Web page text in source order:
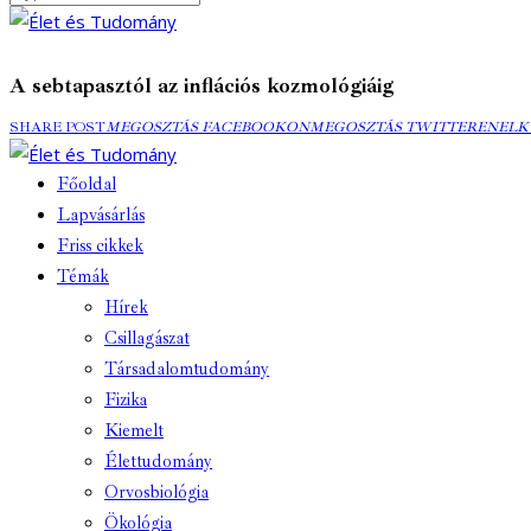
A sebtapasztól az inflációs kozmológiáig
SHARE POSTMEGOSZTÁS
FACEBOOKON
MEGOSZTÁS FACEBOOKONMEGOSZTÁS
MEGOSZTÁS TWITTEREN
Főoldal
Lapvásárlás
Friss cikkek
Témák
Hírek
Csillagászat
Társadalomtudomány
Fizika
Kiemelt
Élettudomány
Orvosbiológia
Ökológia